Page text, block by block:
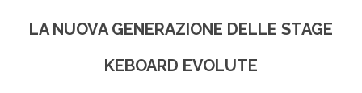
LA NUOVA GENERAZIONE DELLE STAGE
KEBOARD EVOLUTE